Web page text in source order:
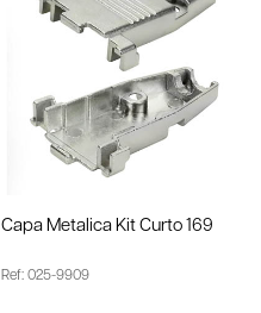
Capa Metalica Kit Curto 169
Ref: 025-9909